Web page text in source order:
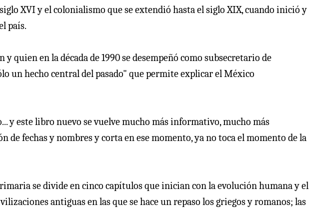
XVI y el colonialismo que se extendió hasta el siglo XIX, cuando inició y
país.
y quien en la década de 1990 se desempeñó como subsecretario de
un hecho central del pasado" que permite explicar el México
y este libro nuevo se vuelve mucho más informativo, mucho más
de fechas y nombres y corta en ese momento, ya no toca el momento de la
se divide en cinco capítulos que inician con la evolución humana y el
antiguas en las que se hace un repaso los griegos y romanos; las